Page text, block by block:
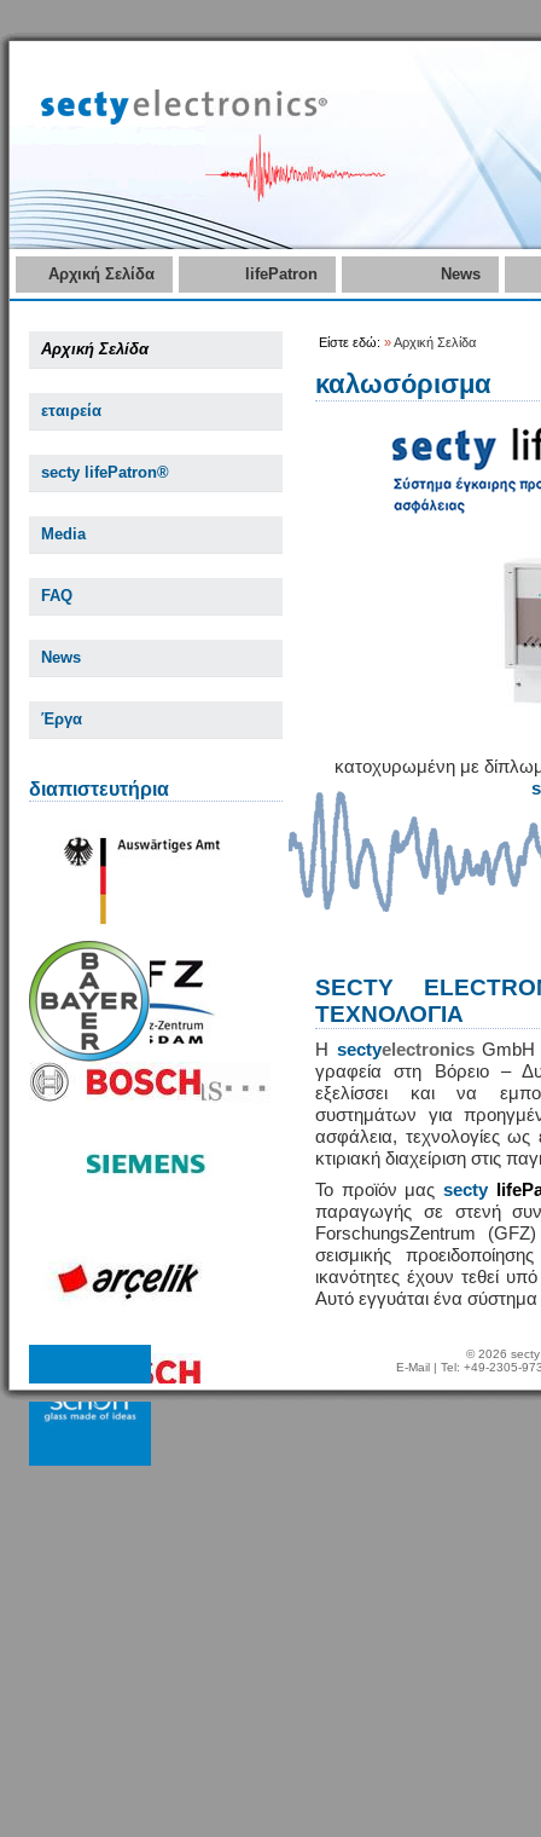
Αρχική Σελίδα lifePatron News
Αρχική Σελίδα
εταιρεία
secty lifePatron®
Media
FAQ
News
Έργα
διαπιστευτήρια
Είστε εδώ: »Αρχική Σελίδα
καλωσόρισμα
κατοχυρωμένη με
SECTY
ΤΕΧΝΟΛΟΓΙΑ
Η sectyelectronicsGmbH
γραφεία στη Βόρειο –
εξελίσσει και να
συστημάτων για
ασφάλεια, τεχνολογίες
κτιριακή διαχείριση στις
Το προϊόν μας secty
παραγωγής σε στενή
ForschungsZentrum
σεισμικής
ικανότητες έχουν τεθεί
Αυτό εγγυάται ένα
© 2026
E-Mail | Tel: +49-2305-